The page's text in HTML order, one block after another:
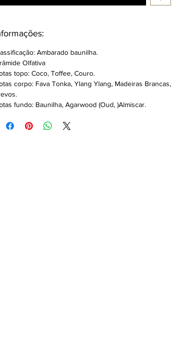
Ambarado baunilha.
Olfativa
topo: Coco, Toffee, Couro.
corpo: Fava Tonka, Ylang Ylang, Madeiras Brancas,
fundo: Baunilha, Agarwood (Oud, )Almíscar.